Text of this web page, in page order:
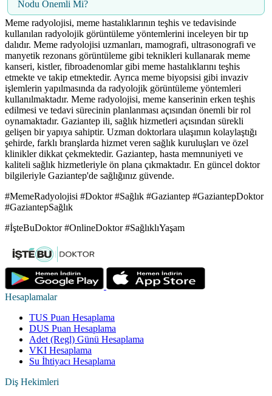
Nodu Önemli Mi?
Meme radyolojisi, meme hastalıklarının teşhis ve tedavisinde
kullanılan radyolojik görüntüleme yöntemlerini inceleyen bir tıp
dalıdır. Meme radyolojisi uzmanları, mamografi, ultrasonografi ve
manyetik rezonans görüntüleme gibi teknikleri kullanarak meme
kanseri, kistler, fibroadenomlar gibi meme hastalıklarını teşhis
etmekte ve takip etmektedir. Ayrıca meme biyopsisi gibi invaziv
işlemlerin yapılmasında da radyolojik görüntüleme yöntemleri
kullanılmaktadır. Meme radyolojisi, meme kanserinin erken teşhis
edilmesi ve tedavi sürecinin planlanması açısından önemli bir rol
oynamaktadır. Gaziantep ili, sağlık hizmetleri açısından sürekli
gelişen bir yapıya sahiptir. Uzman doktorlara ulaşımın kolaylaştığı
şehirde, farklı branşlarda hizmet veren sağlık kuruluşları ve özel
klinikler dikkat çekmektedir. Gaziantep, hasta memnuniyeti ve
kaliteli sağlık hizmetleriyle ön plana çıkmaktadır. En güncel doktor
bilgileriyle Gaziantep'de sağlığınız güvende.
#MemeRadyolojisi #Doktor #Sağlık #Gaziantep #GaziantepDoktor
#GaziantepSağlık
#İşteBuDoktor #OnlineDoktor #SağlıklıYaşam
Hesaplamalar
TUS Puan Hesaplama
DUS Puan Hesaplama
Adet (Regl) Günü Hesaplama
VKI Hesaplama
Su İhtiyacı Hesaplama
Diş Hekimleri